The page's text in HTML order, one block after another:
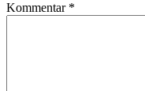
Kommentar *